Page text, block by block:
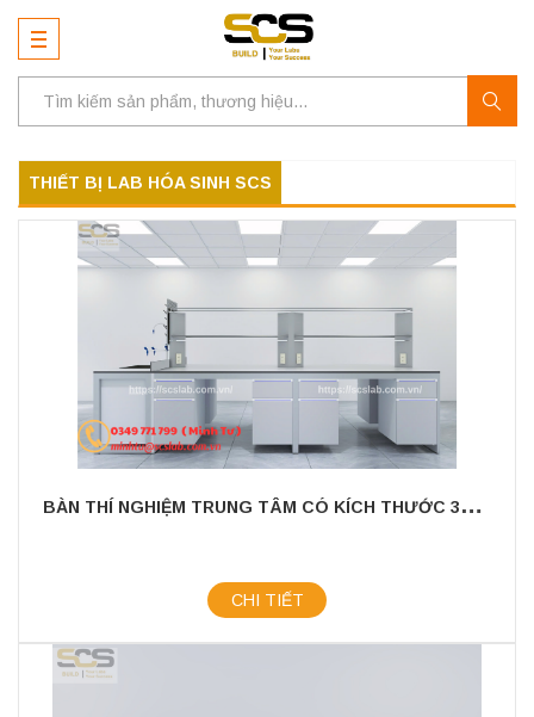
THIẾT BỊ LAB HÓA SINH SCS
B
ÀN THÍ NGHIỆM TRUNG TÂM CÓ KÍCH THƯỚC 3600MM CÓ CHẬU RỬA
CHI TIẾT